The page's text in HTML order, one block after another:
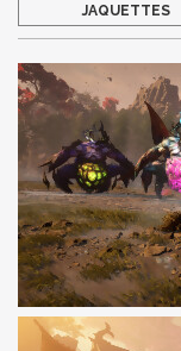
JAQUETTES